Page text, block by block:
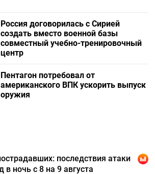
Россия договорилась с Сирией
создать вместо военной базы
совместный учебно-тренировочный
центр
Пентагон потребовал от
американского ВПК ускорить выпуск
оружия